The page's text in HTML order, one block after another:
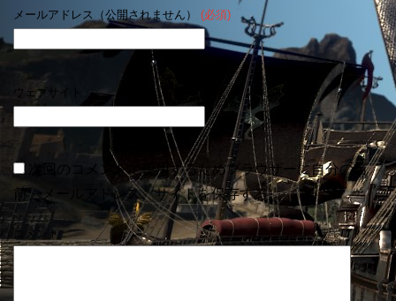
メールアドレス（公開されません） (必須)
ウェブサイト
次回のコメントで使用するためブラウザーに自分の名
前、メールアドレス、サイトを保存する。
コメント